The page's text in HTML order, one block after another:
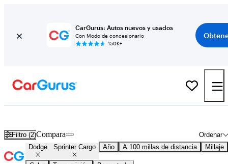
CarGurus: Autos nuevos y usados
Con Modo de concesionario
150K+
Filtro (2) Ordenar
Compara
Dodge Sprinter Cargo Año A 100 millas de distancia Millaje